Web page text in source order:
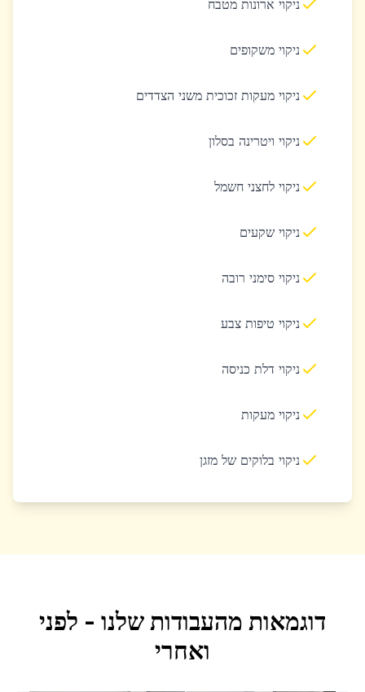
ניקוי ארונות מטבח
ניקוי משקופים
ניקוי מעקות זכוכית משני הצדדים
ניקוי ויטרינה בסלון
ניקוי לחצני חשמל
ניקוי שקעים
ניקוי סימני רובה
ניקוי טיפות צבע
ניקוי דלת כניסה
ניקוי מעקות
ניקוי בלוקים של מזגן
דוגמאות מהעבודות שלנו - לפני
ואחרי